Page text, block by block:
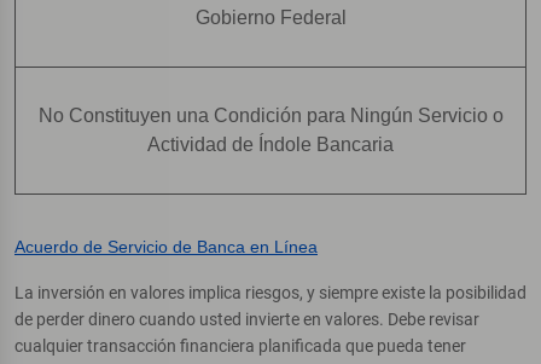
Gobierno Federal
No Constituyen una Condición para Ningún Servicio o
Actividad de Índole Bancaria
Acuerdo de Servicio de Banca en Línea
La inversión en valores implica riesgos, y siempre existe la posibilidad
de perder dinero cuando usted invierte en valores. Debe revisar
cualquier transacción financiera planificada que pueda tener